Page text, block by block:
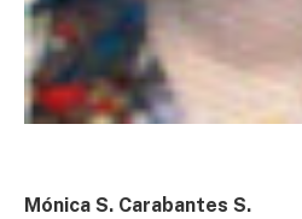
Mónica S. Carabantes S.